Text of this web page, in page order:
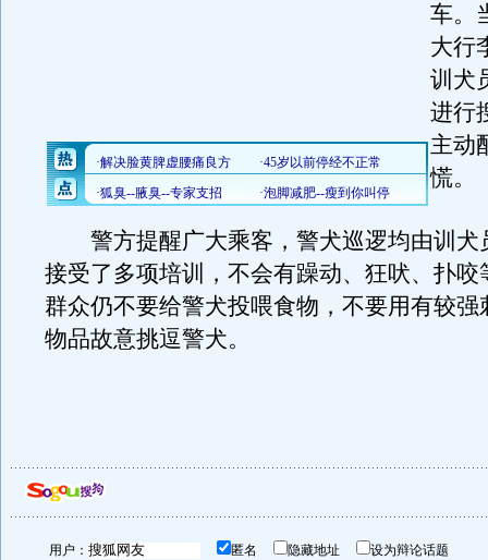
车。
大行
训犬
进行
主动
慌。
警方提醒广大乘客，警犬巡逻均由训犬
接受了多项培训，不会有躁动、狂吠、扑咬
群众仍不要给警犬投喂食物，不要用有较强
物品故意挑逗警犬。
用户： 匿名 隐藏地址 设为辩论话题